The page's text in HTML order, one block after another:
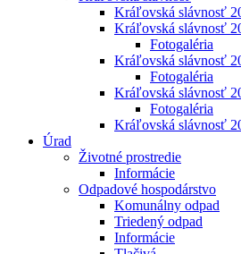
Kráľovská slávnosť
Kráľovská slávnosť
Fotogaléria
Kráľovská slávnosť
Fotogaléria
Kráľovská slávnosť
Fotogaléria
Kráľovská slávnosť
Úrad
Životné prostredie
Informácie
Odpadové hospodárstvo
Komunálny odpad
Triedený odpad
Informácie